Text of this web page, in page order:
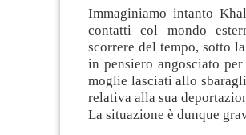
Immaginiamo intanto
contatti col mondo
scorrere del tempo, sotto
in pensiero angosciato
moglie lasciati allo
relativa alla sua
La situazione è dunque